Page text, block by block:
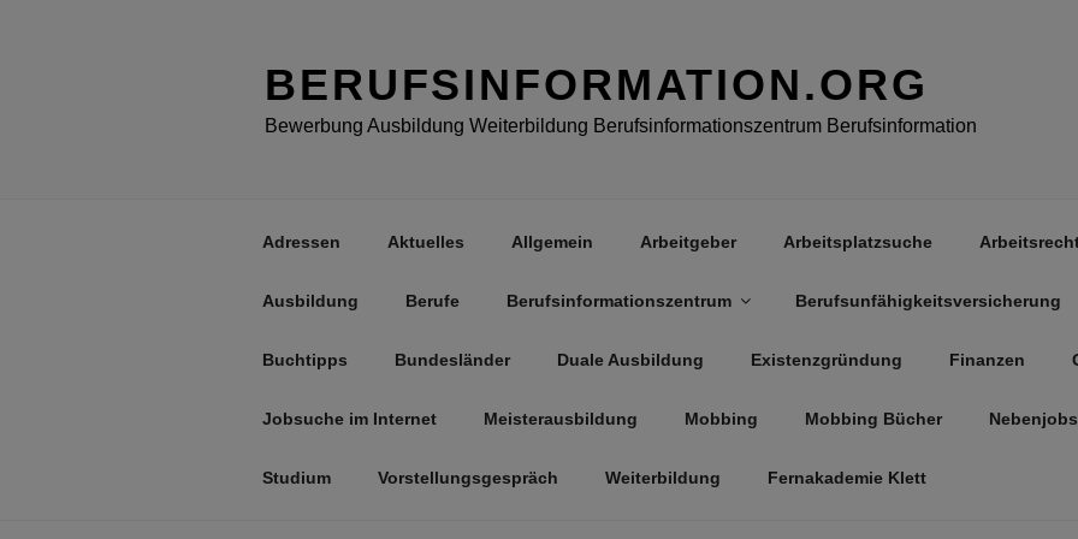
BERUFSINFORMATION.ORG
Bewerbung Ausbildung Weiterbildung Berufsinformationszentrum Berufsinformation
Adressen Aktuelles Allgemein Arbeitgeber Arbeitsplatzsuche
Ausbildung Berufe Berufsinformationszentrum Berufsunfähigkeitsversicherung
Buchtipps Bundesländer Duale Ausbildung Existenzgründung Finanzen
Jobsuche im Internet Meisterausbildung Mobbing Mobbing Bücher Nebenjobs
Studium Vorstellungsgespräch Weiterbildung Fernakademie Klett